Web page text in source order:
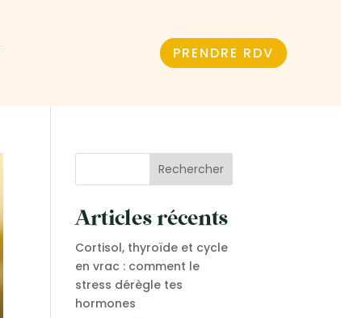
PRENDRE RDV
Rechercher
Articles récents
Cortisol, thyroïde et cycle
en vrac : comment le
stress dérègle tes
hormones